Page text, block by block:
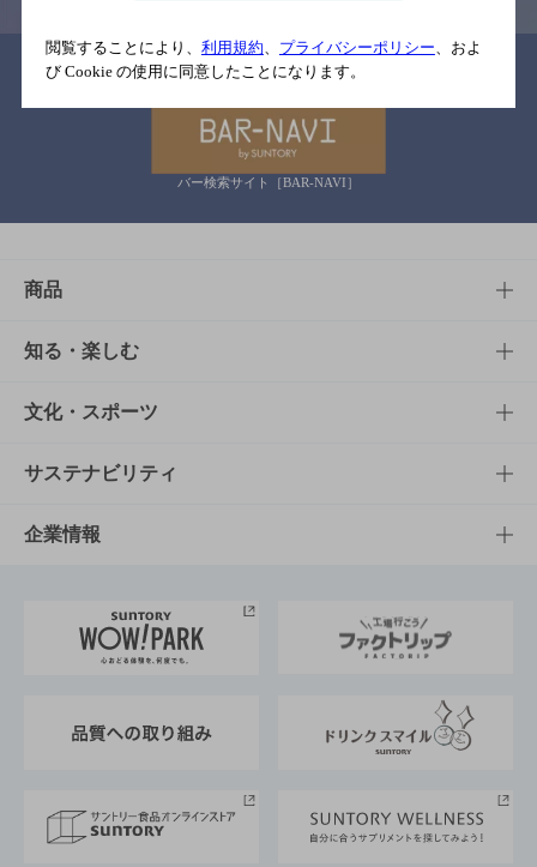
関連リンク
バー検索サイト［BAR-NAVI］
商品
商品TOP
商品一覧
商品発売情報
栄養成分一覧
知る・楽しむ
知る・楽しむTOP
キャンペーン
工場見学
地域情報
文化・スポーツ
文化・スポーツTOP
サントリーホール
サントリーサンバーズ大阪
サステナビリティ
サステナビリティTOP
サントリーが考えるサステナビリティ経営
企業情報
企業概要
採用情報
閲覧することにより、 利用規約、 プライバシーポリシー、およ
び Cookie の使用に同意したことになります。